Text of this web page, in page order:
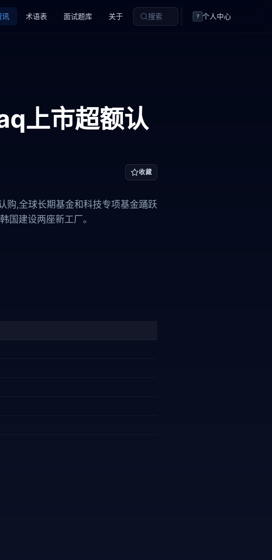
讯 术语表 面试题库 关于 搜索 ? 个人中心
上市超额认
收藏
,全球长期基金和科技专项基金踊跃
国建设两座新工厂。